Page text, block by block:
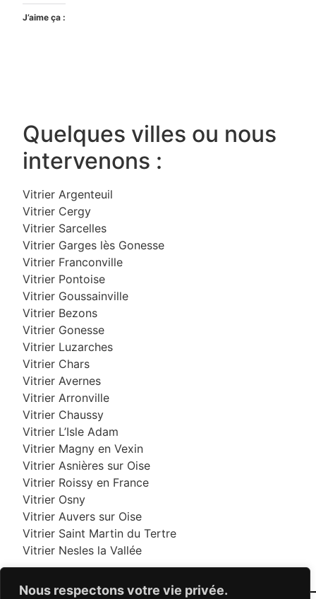
Nous respectons votre vie privée.
J’aime ça :
Quelques villes ou nous
intervenons :
Vitrier Argenteuil
Vitrier Cergy
Vitrier Sarcelles
Vitrier Garges lès Gonesse
Vitrier Franconville
Vitrier Pontoise
Vitrier Goussainville
Vitrier Bezons
Vitrier Gonesse
Vitrier Luzarches
Vitrier Chars
Vitrier Avernes
Vitrier Arronville
Vitrier Chaussy
Vitrier L’Isle Adam
Vitrier Magny en Vexin
Vitrier Asnières sur Oise
Vitrier Roissy en France
Vitrier Osny
Vitrier Auvers sur Oise
Vitrier Saint Martin du Tertre
Vitrier Nesles la Vallée